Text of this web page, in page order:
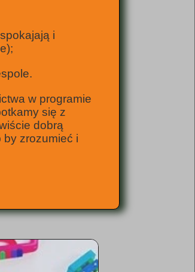
i
w programie
się z
dobrą
by zrozumieć i